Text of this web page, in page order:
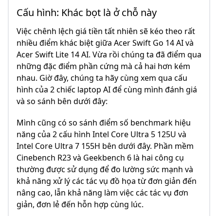
Cấu hình: Khác bọt là ở chỗ này
Việc chênh lệch giá tiền tất nhiên sẽ kéo theo rất
nhiều điểm khác biệt giữa Acer Swift Go 14 AI và
Acer Swift Lite 14 AI. Vừa rồi chúng ta đã điểm qua
những đặc điểm phần cứng mà cả hai hơn kém
nhau. Giờ đây, chúng ta hãy cùng xem qua cấu
hình của 2 chiếc laptop AI để cùng mình đánh giá
và so sánh bên dưới đây:
Mình cũng có so sánh điểm số benchmark hiệu
năng của 2 cấu hình Intel Core Ultra 5 125U và
Intel Core Ultra 7 155H bên dưới đây. Phần mềm
Cinebench R23 và Geekbench 6 là hai công cụ
thường được sử dụng để đo lường sức mạnh và
khả năng xử lý các tác vụ đồ họa từ đơn giản đến
nâng cao, lẫn khả năng làm việc các tác vụ đơn
giản, đơn lẻ đến hỗn hợp cùng lúc.